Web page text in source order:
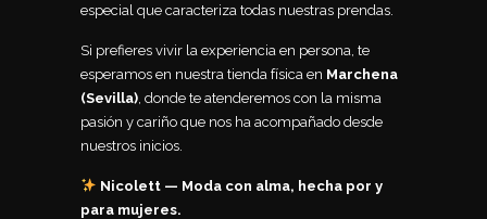
especial que caracteriza todas nuestras prendas.
Si prefieres vivir la experiencia en persona, te
esperamos en nuestra tienda física en Marchena
(Sevilla) , donde te atenderemos con la misma
pasión y cariño que nos ha acompañado desde
nuestros inicios.
Nicolett — Moda con alma, hecha por y
para mujeres.